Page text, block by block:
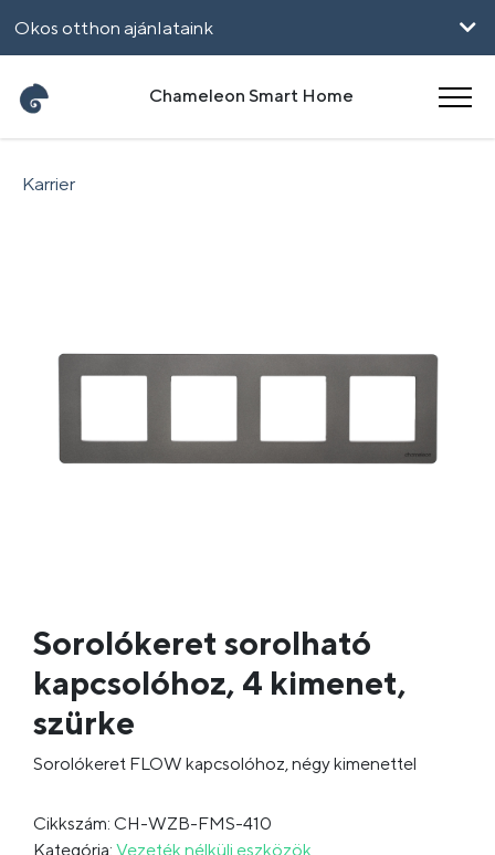
Okos otthon ajánlataink
Vállalkozásoknak
UpHome
Karrier
Chameleon Smart Home
Sorolókeret sorolható
kapcsolóhoz, 4 kimenet,
szürke
Sorolókeret FLOW kapcsolóhoz, négy kimenettel
Cikkszám: CH-WZB-FMS-410
Kategória: Vezeték nélküli eszközök